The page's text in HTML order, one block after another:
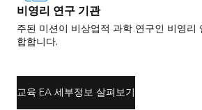
비영리 연구 기관
주된 미션이 비상업적 과학 연구인 비영리
합합니다.
교육 EA 세부정보 살펴보기